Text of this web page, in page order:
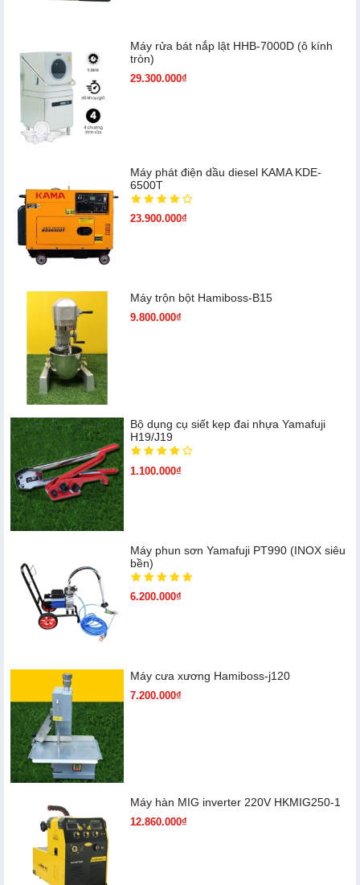
Máy rửa bát nắp lật HHB-7000D (ô kính
tròn)
29.300.000₫
Máy phát điện dầu diesel KAMA KDE-
6500T
23.900.000₫
Máy trộn bột Hamiboss-B15
9.800.000₫
Bộ dụng cụ siết kẹp đai nhựa Yamafuji
H19/J19
1.100.000₫
Máy phun sơn Yamafuji PT990 (INOX siêu
bền)
6.200.000₫
Máy cưa xương Hamiboss-j120
7.200.000₫
Máy hàn MIG inverter 220V HKMIG250-1
12.860.000₫